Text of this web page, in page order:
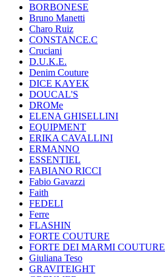
BORBONESE
Bruno Manetti
Charo Ruiz
CONSTANCE.C
Cruciani
D.U.K.E.
Denim Couture
DICE KAYEK
DOUCAL'S
DROMe
ELENA GHISELLINI
EQUIPMENT
ERIKA CAVALLINI
ERMANNO
ESSENTIEL
FABIANO RICCI
Fabio Gavazzi
Faith
FEDELI
Ferre
FLASHIN
FORTE COUTURE
FORTE DEI MARMI COUTURE
Giuliana Teso
GRAVITEIGHT